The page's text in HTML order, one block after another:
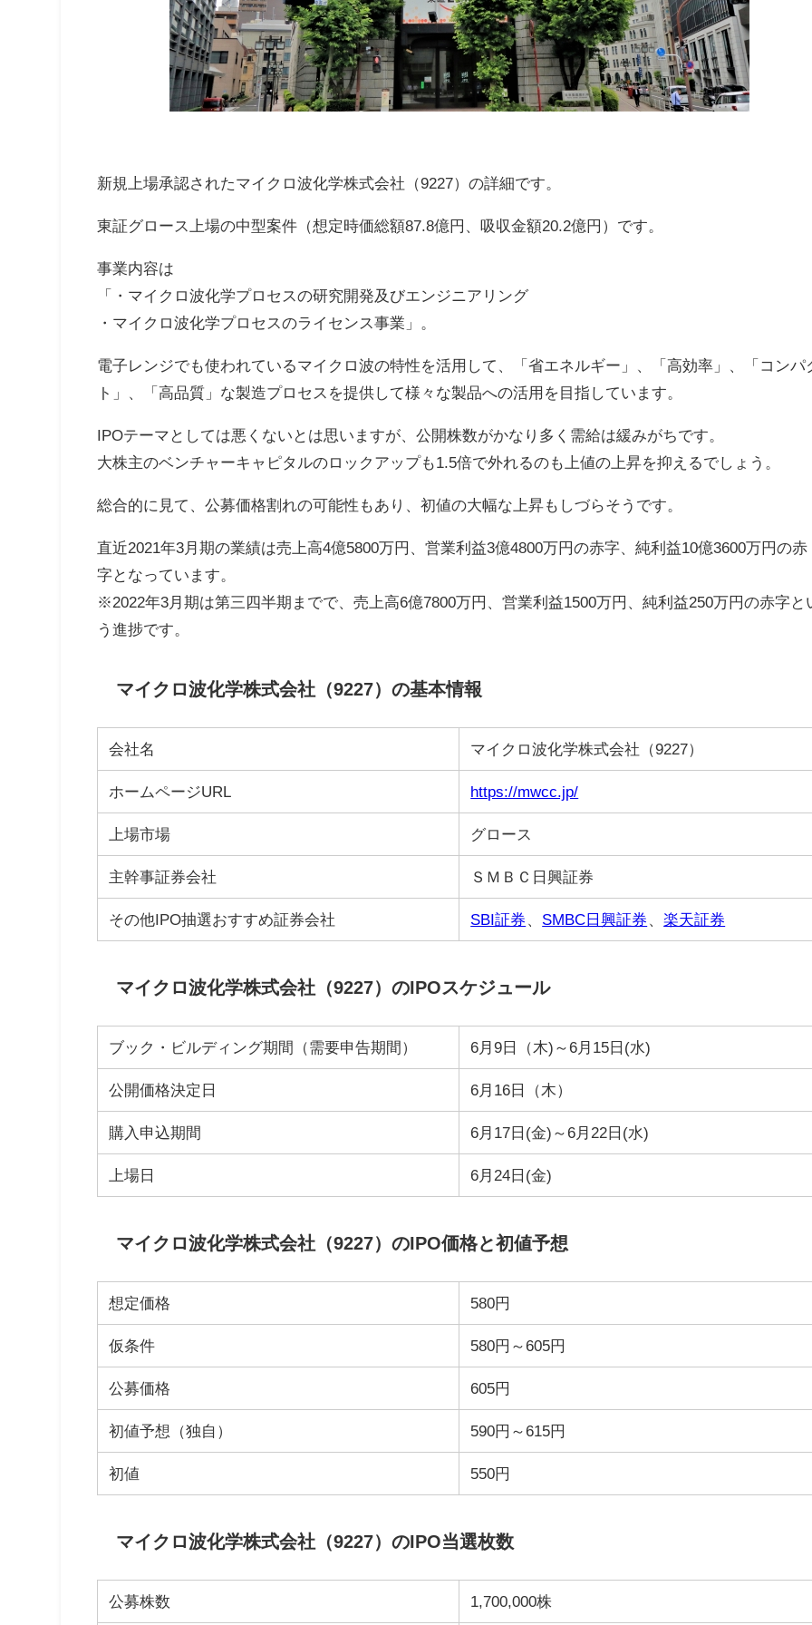
新規上場承認されたマイクロ波化学株式会社（9227）の詳細です。
東証グロース上場の中型案件（想定時価総額87.8億円、吸収金額20.2億円）です。
事業内容は
「・マイクロ波化学プロセスの研究開発及びエンジニアリング
・マイクロ波化学プロセスのライセンス事業」。
電子レンジでも使われているマイクロ波の特性を活用して、「省エネルギー」、「高効率」、「コンパ
ト」、「高品質」な製造プロセスを提供して様々な製品への活用を目指しています。
IPOテーマとしては悪くないとは思いますが、公開株数がかなり多く需給は緩みがちです。
大株主のベンチャーキャピタルのロックアップも1.5倍で外れるのも上値の上昇を抑えるでしょう。
総合的に見て、公募価格割れの可能性もあり、初値の大幅な上昇もしづらそうです。
直近2021年3月期の業績は売上高4億5800万円、営業利益3億4800万円の赤字、純利益10億3600万円の赤
字となっています。
※2022年3月期は第三四半期までで、売上高6億7800万円、営業利益1500万円、純利益250万円の赤字と
う進捗です。
マイクロ波化学株式会社（9227）の基本情報
会社名 マイクロ波化学株式会社（9227）
ホームページURL https://mwcc.jp/
上場市場 グロース
主幹事証券会社 ＳＭＢＣ日興証券
その他IPO抽選おすすめ証券会社 SBI証券 SMBC日興証券 、楽天証券
マイクロ波化学株式会社（9227）のIPOスケジュール
ブック・ビルディング期間（需要申告期間） 6月9日（木)～6月15日(水)
公開価格決定日 6月16日（木）
購入申込期間 6月17日(金)～6月22日(水)
上場日 6月24日(金)
マイクロ波化学株式会社（9227）のIPO価格と初値予想
想定価格 580円
仮条件 580円～605円
公募価格 605円
初値予想（独自） 590円～615円
初値 550円
マイクロ波化学株式会社（9227）のIPO当選枚数
公募株数 1,700,000株